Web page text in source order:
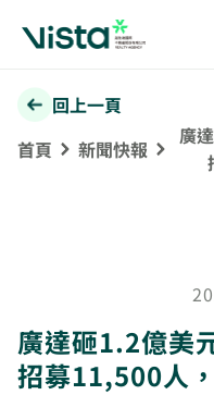
回上一頁
首頁
新聞快報
廣
廣達砸1.2億美
招募11,500人